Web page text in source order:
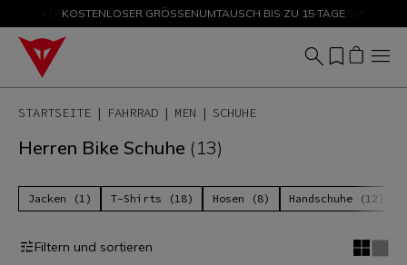
SALE BIS ZU -50 % – JETZT SHOPPEN
KOSTENLOSER GRÖSSENUMTAUSCH BIS ZU 15 TAGE
STARTSEITE FAHRRAD MEN SCHUHE
Herren Bike Schuhe (13)
Jacken (1) T-Shirts (18) Hosen (8) Handschuhe (12)
Filtern und sortieren